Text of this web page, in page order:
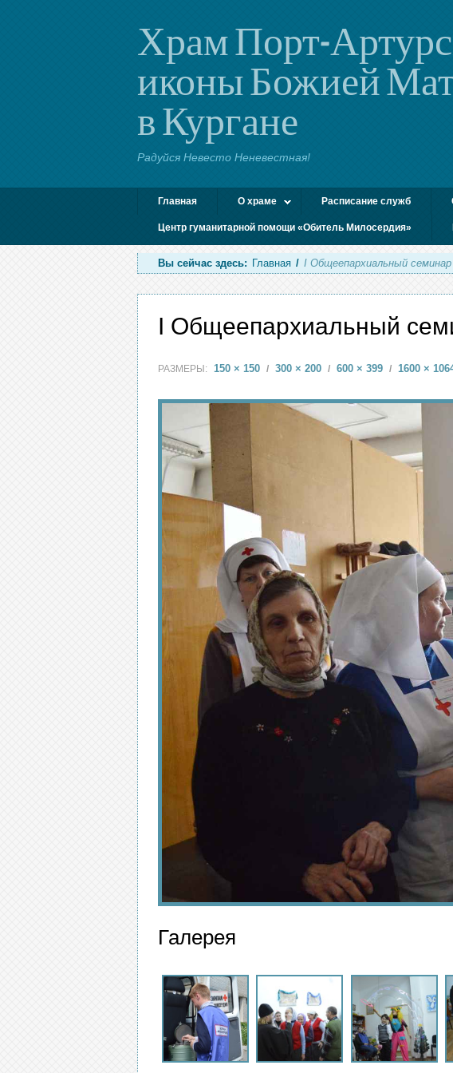
Храм Порт-
иконы Божией
в Кургане
Радуйся Невесто Неневестная!
Главная О храме Расписание служб
Центр гуманитарной помощи «Обитель Милосердия»
Вы сейчас здесь: Главная / I Общеепархиальный
I Общеепархиальный
РАЗМЕРЫ: 150 × 150 / 300 × 200 / 600 × 399 / 1600 ×
Галерея